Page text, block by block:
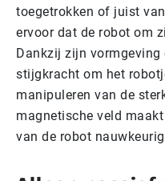
toegetrokken of juist
ervoor dat de robot om
Dankzij zijn vormgeving
stijgkracht om het
manipuleren van de
magnetische veld
van de robot